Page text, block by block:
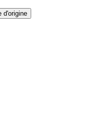
d'origine